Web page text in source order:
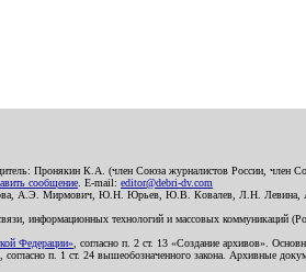
Пронякин К.А. (член Союза журналистов России, член
сообщение . E-mail: editor@debri-dv.com
А.Э. Мирмович, Ю.Н. Юрьев, Ю.В. Ковалев, Л.Н.
информационных технологий и массовых коммуникаций
Федерации» , согласно п. 2 ст. 13 «Создание архивов».
п. 1 ст. 24 вышеобозначенного закона. Архивные